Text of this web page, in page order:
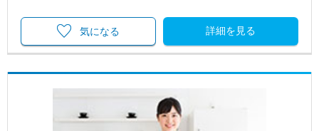
詳細を見る
気になる